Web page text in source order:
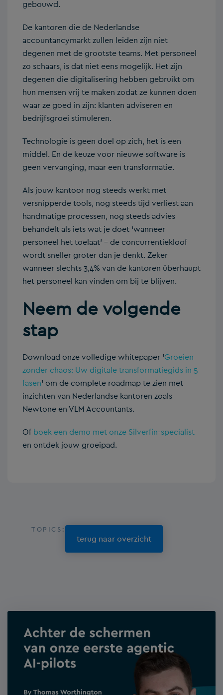
gebouwd.
De kantoren die de Nederlandse
accountancymarkt zullen leiden zijn niet
degenen met de grootste teams. Met personeel
zo schaars, is dat niet eens mogelijk. Het zijn
degenen die digitalisering hebben gebruikt om
hun mensen vrij te maken zodat ze kunnen doen
waar ze goed in zijn: klanten adviseren en
bedrijfsgroei stimuleren.
Technologie is geen doel op zich, het is een
middel. En de keuze voor nieuwe software is
geen vervanging, maar een transformatie.
Als jouw kantoor nog steeds werkt met
versnipperde tools, nog steeds tijd verliest aan
handmatige processen, nog steeds advies
behandelt als iets wat je doet ‘wanneer
personeel het toelaat’ – de concurrentiekloof
wordt sneller groter dan je denkt. Zeker
wanneer slechts 3,4% van de kantoren überhaupt
het personeel kan vinden om bij te blijven.
Neem de volgende
stap
Download onze volledige whitepaper ‘Groeien
zonder chaos: Uw digitale transformatiegids in 5
fasen‘ om de complete roadmap te zien met
inzichten van Nederlandse kantoren zoals
Newtone en VLM Accountants.
Of boek een demo met onze Silverfin-specialist
en ontdek jouw groeipad.
TOPICS:
terug naar overzicht